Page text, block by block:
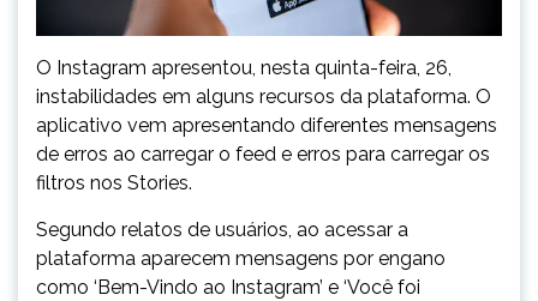
O Instagram apresentou, nesta quinta-feira, 26,
instabilidades em alguns recursos da plataforma. O
aplicativo vem apresentando diferentes mensagens
de erros ao carregar o feed e erros para carregar os
filtros nos Stories.
Segundo relatos de usuários, ao acessar a
plataforma aparecem mensagens por engano
como ‘Bem-Vindo ao Instagram’ e ‘Você foi